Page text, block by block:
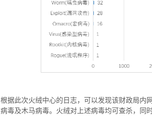
根据此次火绒中心的日志，可以发现该财政局内
病毒及木马病毒。火绒对上述病毒均可查杀，同